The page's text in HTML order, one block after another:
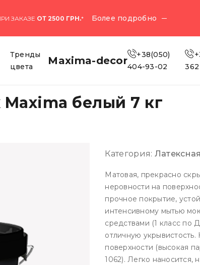
ЗАКАЗЕ ОТ 2500 ГРН.* Более подробно
Maxima-decor
Тренды
цвета
+38(050)
404-93-02
белый 7 кг
Категория:
Матовая, прекрасно
неровности на
прочное покрытие,
интенсивному мытью
средствами (1 класс по
отличную
поверхности (высокая
1062). Легко наносится,